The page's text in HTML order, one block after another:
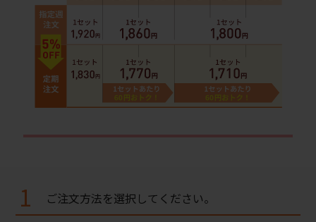
1 ご注文方法を選択してください。